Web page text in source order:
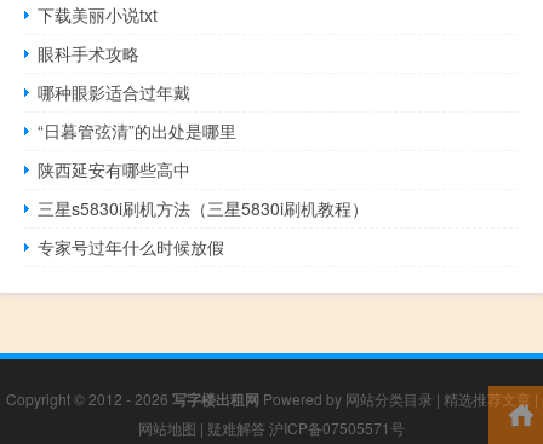
下载美丽小说txt
眼科手术攻略
哪种眼影适合过年戴
“日暮管弦清”的出处是哪里
陕西延安有哪些高中
三星s5830i刷机方法（三星5830i刷机教程）
专家号过年什么时候放假
Copyright © 2012 - 2026 写字楼出租网 Powered by 网站分类目录 | 精选推荐文章 |
网站地图 | 疑难解答 沪ICP备07505571号